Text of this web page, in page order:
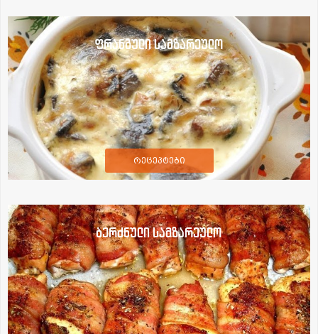
ფრანგული სამზარეულო
რეცეპტები
ბერძნული სამზარეულო